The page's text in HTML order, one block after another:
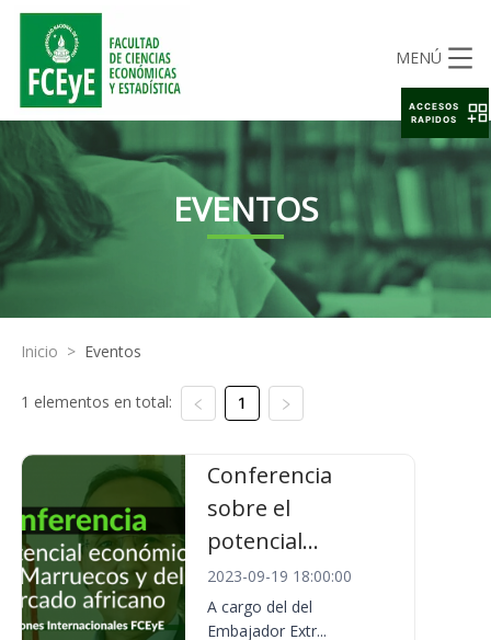
MENÚ
EVENTOS
Inicio > Eventos
1 elementos en total: 1
Conferencia
sobre el
potencial...
2023-09-19 18:00:00
A cargo del del
Embajador Extr...
ACCESOS
RAPIDOS